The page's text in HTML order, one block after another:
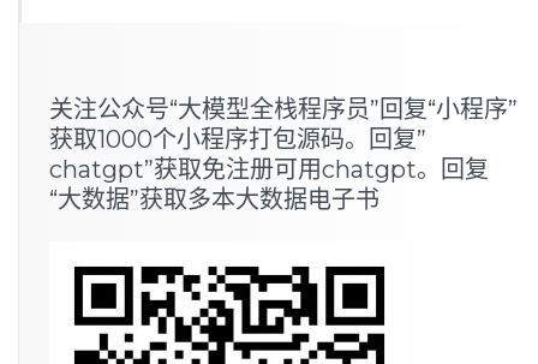
关注公众号“大模型全栈程序员”回复“小程序”
获取1000个小程序打包源码。回复”
chatgpt”获取免注册可用chatgpt。回复
“大数据”获取多本大数据电子书